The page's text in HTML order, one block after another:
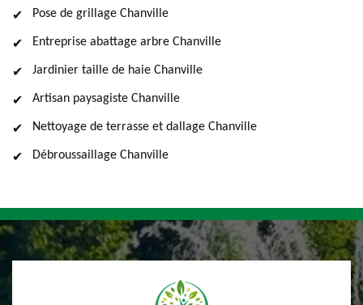
Pose de grillage Chanville
Entreprise abattage arbre Chanville
Jardinier taille de haie Chanville
Artisan paysagiste Chanville
Nettoyage de terrasse et dallage Chanville
Débroussaillage Chanville